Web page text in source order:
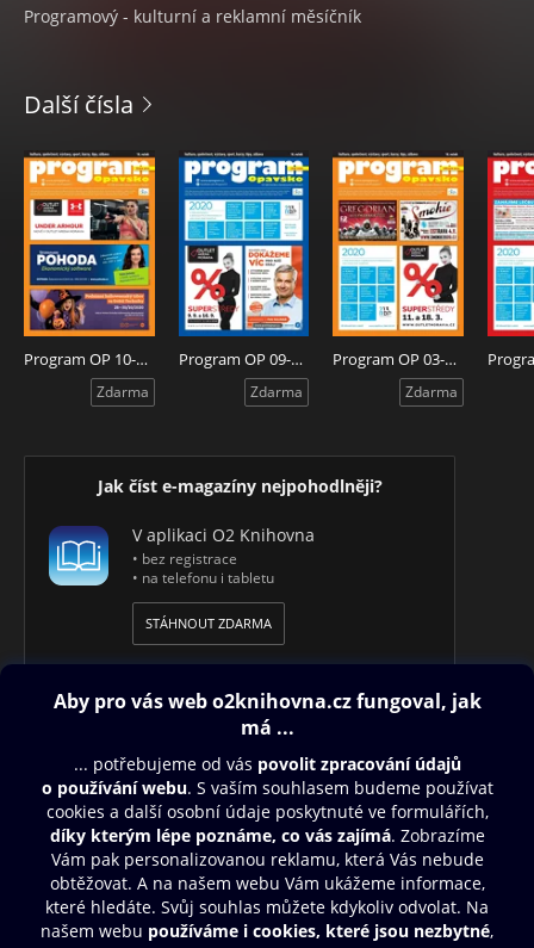
Programový - kulturní a reklamní měsíčník
Další čísla
Program OP 10-2020
Zdarma
Program OP 09-2020
Zdarma
Program OP 03-2020
Zdarma
Jak číst e-magazíny nejpohodlněji?
V aplikaci O2 Knihovna
• bez registrace
• na telefonu i tabletu
STÁHNOUT ZDARMA
Obsah ke stažení
Moje O2 Knihovna
Další zábava